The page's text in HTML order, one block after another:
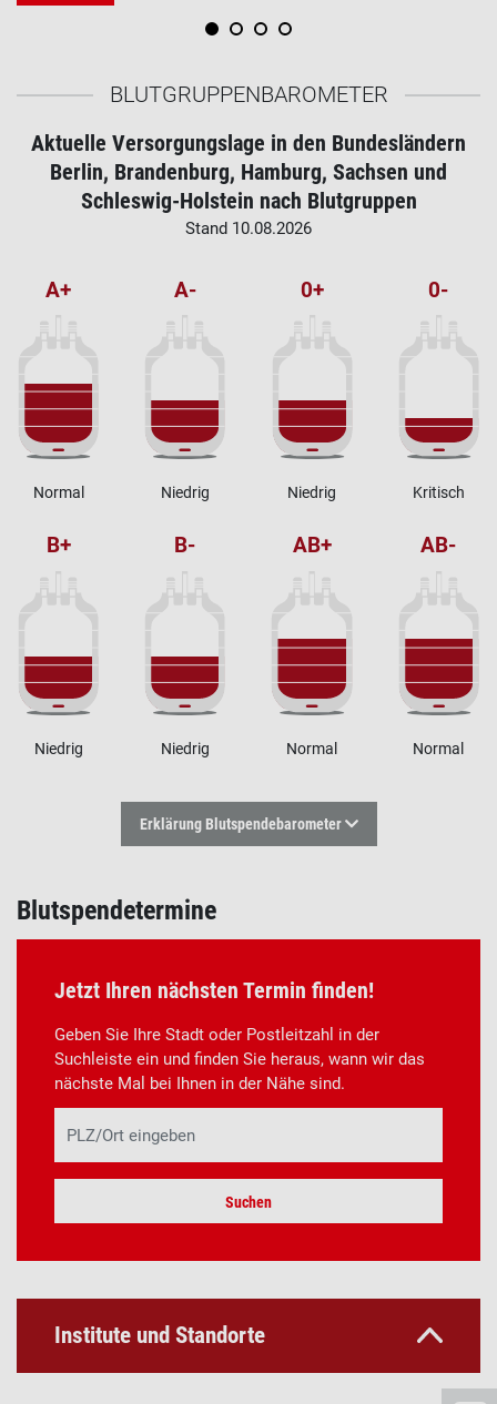
BLUTGRUPPEN­BAROMETER
Aktuelle Versorgungslage in den Bundesländern
Berlin, Brandenburg, Hamburg, Sachsen und
Schleswig-Holstein nach Blutgruppen
Stand 10.08.2026
A+
Normal
A-
Niedrig
0+
Niedrig
0-
Kritisch
B+
Niedrig
B-
Niedrig
AB+
Normal
AB-
Normal
Erklärung Blutspendebarometer
Blutspendetermine
Jetzt Ihren nächsten Termin finden!
Geben Sie Ihre Stadt oder Postleitzahl in der
Suchleiste ein und finden Sie heraus, wann wir das
nächste Mal bei Ihnen in der Nähe sind.
Suchen
Institute und Standorte